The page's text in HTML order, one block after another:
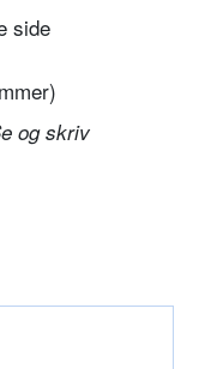
side
og skriv